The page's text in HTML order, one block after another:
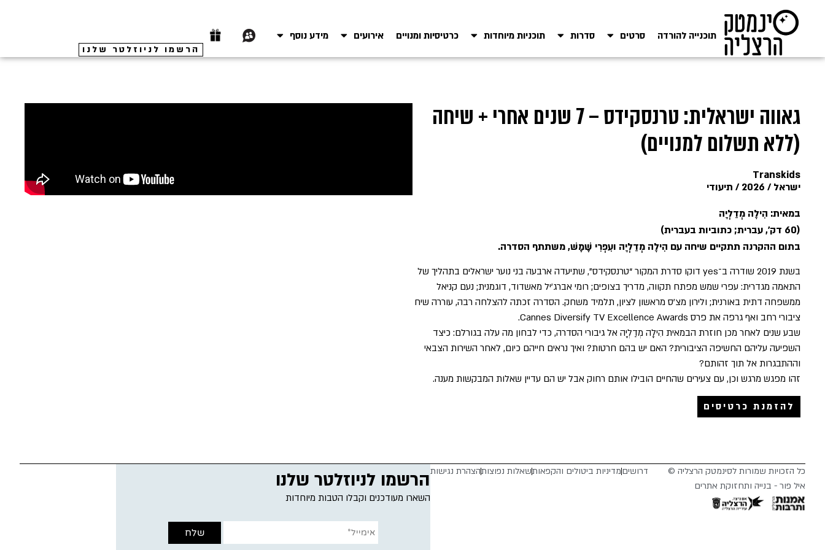
תוכנייה להורדה סרטים סדרות תוכניות מיוחדות כרטיסיות ומנויים אירועים מידע נוסף
הרשמו לניוזלטר שלנו
גאווה ישראלית: טרנסקידס – 7 שנים אחרי + שיחה
(ללא תשלום למנויים)
Transkids
ישראל / 2026 / תיעודי
במאית: הִילָה מְדַלְיָה
(60 דק', עברית; כתוביות בעברית)
בתום ההקרנה תתקיים שיחה עם הִילָה מְדַלְיָה ועִפְרִי שֶׁמֶשׁ, משתתף הסדרה.
בשנת 2019 שודרה ב־yes דוקו סדרת המקור “טרנסקידס”, שתיעדה ארבעה בני נוער ישראלים בתהליך של
התאמה מגדרית: עפרי שמש מפתח תקווה, מדריך בצופים; רומי אברג'יל מאשדוד, דוגמנית; נעם קניאל
ממשפחה דתית באורנית; ולירון מצ'ס מראשון לציון, תלמיד משחק. הסדרה זכתה להצלחה רבה, עוררה שיח
ציבורי רחב ואף גרפה את פרס Cannes Diversify TV Excellence Awards.
שבע שנים לאחר מכן חוזרת הבמאית הִילָה מְדַלְיָה אל גיבורי הסדרה, כדי לבחון מה עלה בגורלם: כיצד
השפיעה עליהם החשיפה הציבורית? האם יש בהם חרטות? ואיך נראים חייהם כיום, לאחר השירות הצבאי
וההתבגרות אל תוך זהותם?
זהו מפגש מרגש וכן, עם צעירים שהחיים הובילו אותם רחוק אבל יש הם עדיין שאלות המבקשות מענה.
להזמנת כרטיסים
כל הזכויות שמורות לסינמטק הרצליה ©
איל פור - בנייה ותחזוקת אתרים
דרושיםמדיניות ביטולים והקפאותשאלות נפוצותהצהרת נגישותהרשמו לניוזלטר שלנו
השארו מעודכנים וקבלו הטבות מיוחדות